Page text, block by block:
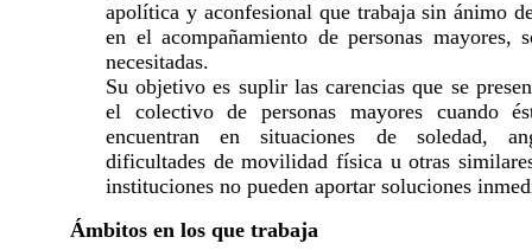
apolítica y aconfesional que trabaja sin ánimo
en el acompañamiento de personas mayores,
necesitadas.
Su objetivo es suplir las carencias que se
el colectivo de personas mayores cuando
encuentran en situaciones de soledad,
dificultades de movilidad física u otras
instituciones no pueden aportar soluciones
Ámbitos en los que trabaja